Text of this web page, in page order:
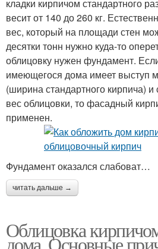
кладки кирпичом стандартного
весит от 140 до 260 кг.
вес, который на площади стен
десятки тонн нужно куда-то
облицовку нужен фундамент.
имеющегося дома имеет выступ
(ширина стандартного кирпича)
вес облицовки, то фасадный
применен.
Фундамент оказался слабоват…
читать дальше →
Облицовка